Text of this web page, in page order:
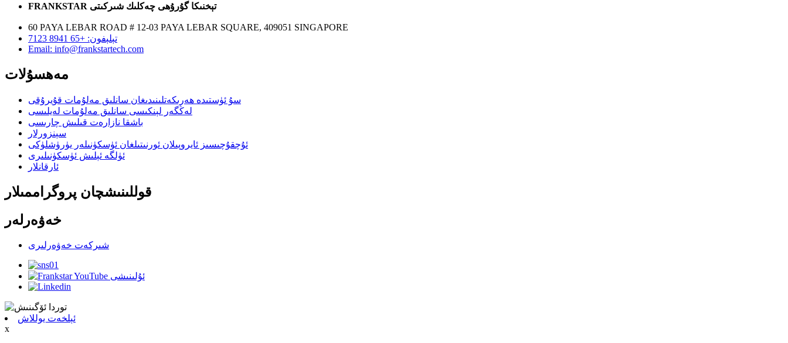
FRANKSTAR تېخنىكا گۇرۇھى چەكلىك شىركىتى
60 PAYA LEBAR ROAD # 12-03 PAYA LEBAR SQUARE, 409051 SINGAPORE
تېلېفون: +65 8941 7123
Email: info@frankstartech.com
مەھسۇلات
سۇ ئۈستىدە ھەرىكەتلىنىدىغان سانلىق مەلۇمات قۇيرۇقى
لەڭگەر لېنكىسى سانلىق مەلۇمات لەيلىسى
باشقا نازارەت قىلىش چارىسى
سېنزورلار
ئۇچقۇچىسىز ئايروپىلان ئورنىتىلغان ئۈسكۈنىلەر يۈرۈشلۈكى
ئۈلگە ئېلىش ئۈسكۈنىلىرى
ئارقانلار
قوللىنىشچان پروگراممىلار
خەۋەرلەر
شىركەت خەۋەرلىرى
ئېلخەت يوللاش
x